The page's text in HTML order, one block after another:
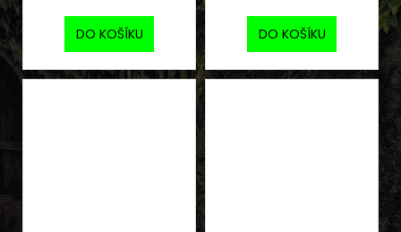
DO KOŠÍKU DO KOŠÍKU